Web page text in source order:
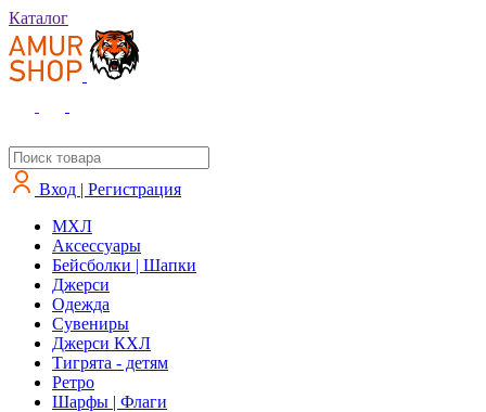
Каталог
Вход | Регистрация
MXЛ
Аксессуары
Бейсболки | Шапки
Джерси
Одежда
Сувениры
Джерси КХЛ
Тигрята - детям
Ретро
Шарфы | Флаги